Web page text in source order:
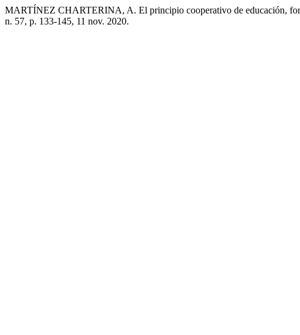
MARTÍNEZ CHARTERINA, A. El principio cooperativo de educación,
n. 57, p. 133-145, 11 nov. 2020.